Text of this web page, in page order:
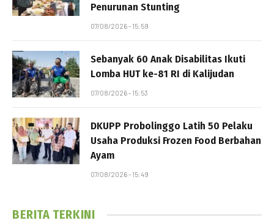
Penurunan Stunting
07/08/2026 - 15:59
Sebanyak 60 Anak Disabilitas Ikuti
Lomba HUT ke-81 RI di Kalijudan
07/08/2026 - 15:53
DKUPP Probolinggo Latih 50 Pelaku
Usaha Produksi Frozen Food Berbahan
Ayam
07/08/2026 - 15:49
BERITA TERKINI